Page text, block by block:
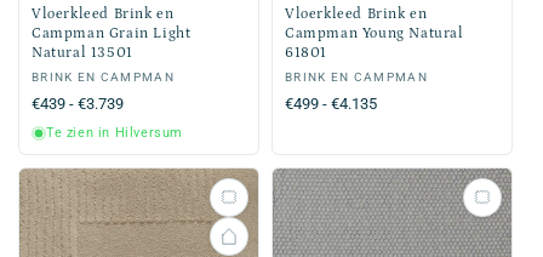
Vloerkleed Brink en
Campman Grain Light
Natural 13501
Verkoper:
BRINK EN CAMPMAN
Normale
prijs
€439 - €3.739
Te zien in Hilversum
Vloerkleed Brink en
Campman Young Natural
61801
Verkoper:
BRINK EN CAMPMAN
Normale
€499 - €4.135